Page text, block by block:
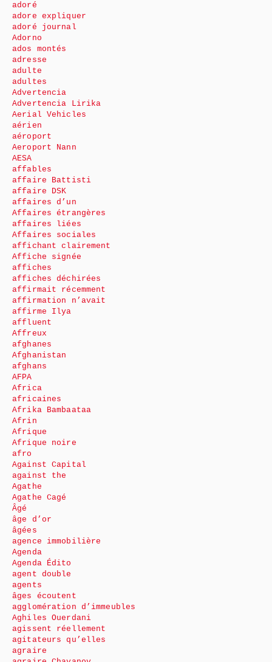
adoré
adore expliquer
adoré journal
Adorno
ados montés
adresse
adulte
adultes
Advertencia
Advertencia Lirika
Aerial Vehicles
aérien
aéroport
Aeroport Nann
AESA
affables
affaire Battisti
affaire DSK
affaires d’un
Affaires étrangères
affaires liées
Affaires sociales
affichant clairement
Affiche signée
affiches
affiches déchirées
affirmait récemment
affirmation n’avait
affirme Ilya
affluent
Affreux
afghanes
Afghanistan
afghans
AFPA
Africa
africaines
Afrika Bambaataa
Afrin
Afrique
Afrique noire
afro
Against Capital
against the
Agathe
Agathe Cagé
Âgé
âge d’or
âgées
agence immobilière
Agenda
Agenda Édito
agent double
agents
âges écoutent
agglomération d’immeubles
Aghiles Ouerdani
agissent réellement
agitateurs qu’elles
agraire